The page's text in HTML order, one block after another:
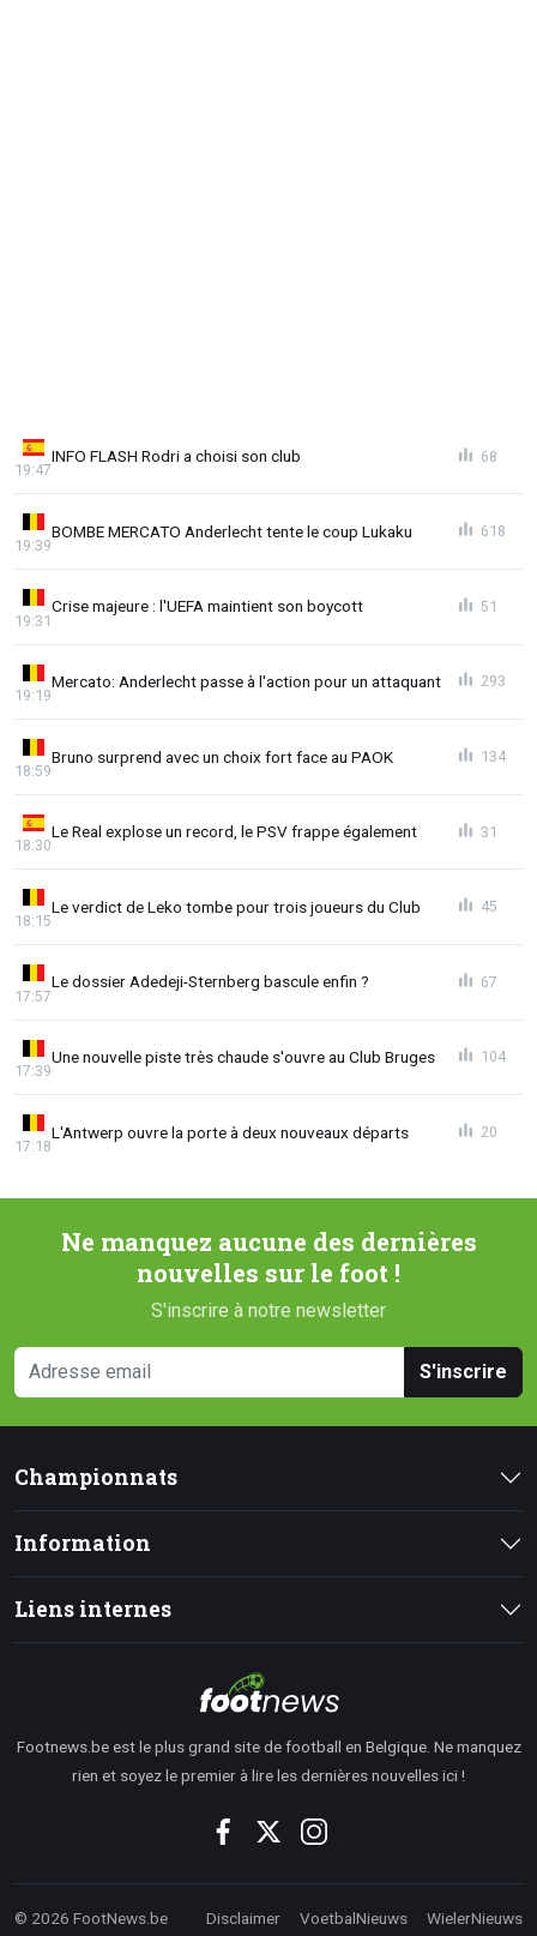
INFO FLASH Rodri a choisi son club
19:47
68
BOMBE MERCATO Anderlecht tente le coup Lukaku
19:39
618
Crise majeure : l'UEFA maintient son boycott
19:31
51
Mercato: Anderlecht passe à l'action pour un attaquant
19:19
293
Bruno surprend avec un choix fort face au PAOK
18:59
134
Le Real explose un record, le PSV frappe également
18:30
31
Le verdict de Leko tombe pour trois joueurs du Club
18:15
45
Le dossier Adedeji-Sternberg bascule enfin ?
17:57
67
Une nouvelle piste très chaude s'ouvre au Club Bruges
17:39
104
L'Antwerp ouvre la porte à deux nouveaux départs
17:18
20
Ne manquez aucune des dernières
nouvelles sur le foot !
S'inscrire à notre newsletter
S'inscrire
Championnats
Information
Liens internes
Footnews.be est le plus grand site de football en Belgique. Ne manquez
rien et soyez le premier à lire les dernières nouvelles ici !
© 2026 FootNews.be Disclaimer VoetbalNieuws WielerNieuws